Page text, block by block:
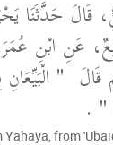
قَالَ حَدَّثَنَا
عَنِ ابْنِ
"‏
‏"
‏ ‏.‏
from